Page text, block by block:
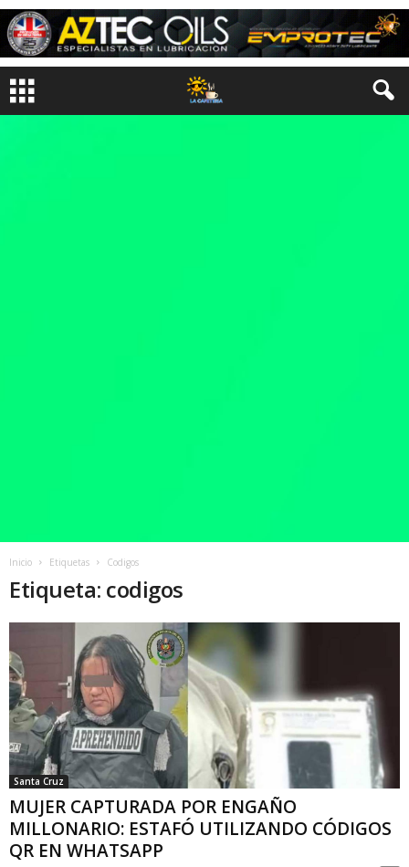
Inicio Etiquetas Codigos
Etiqueta: codigos
Santa Cruz
MUJER CAPTURADA POR ENGAÑO
MILLONARIO: ESTAFÓ UTILIZANDO CÓDIGOS
QR EN WHATSAPP